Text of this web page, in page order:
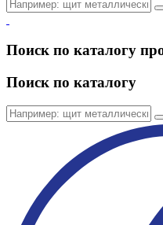
Поиск по каталогу
Поиск по каталогу